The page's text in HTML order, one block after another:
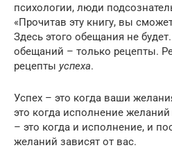
психологии, люди
«Прочитав эту книгу, вы
Здесь этого обещания не
обещаний – только рецепты.
рецепты успеха.
Успех – это когда ваши
это когда исполнение
– это когда и исполнение, и
желаний зависят от вас.